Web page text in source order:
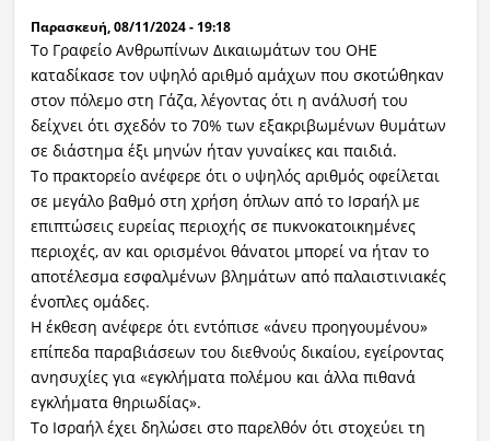
Παρασκευή, 08/11/2024 - 19:18
Tο Γραφείο Ανθρωπίνων Δικαιωμάτων του ΟΗΕ
καταδίκασε τον υψηλό αριθμό αμάχων που σκοτώθηκαν
στον πόλεμο στη Γάζα, λέγοντας ότι η ανάλυσή του
δείχνει ότι σχεδόν το 70% των εξακριβωμένων θυμάτων
σε διάστημα έξι μηνών ήταν γυναίκες και παιδιά.
Το πρακτορείο ανέφερε ότι ο υψηλός αριθμός οφείλεται
σε μεγάλο βαθμό στη χρήση όπλων από το Ισραήλ με
επιπτώσεις ευρείας περιοχής σε πυκνοκατοικημένες
περιοχές, αν και ορισμένοι θάνατοι μπορεί να ήταν το
αποτέλεσμα εσφαλμένων βλημάτων από παλαιστινιακές
ένοπλες ομάδες.
Η έκθεση ανέφερε ότι εντόπισε «άνευ προηγουμένου»
επίπεδα παραβιάσεων του διεθνούς δικαίου, εγείροντας
ανησυχίες για «εγκλήματα πολέμου και άλλα πιθανά
εγκλήματα θηριωδίας».
Το Ισραήλ έχει δηλώσει στο παρελθόν ότι στοχεύει τη